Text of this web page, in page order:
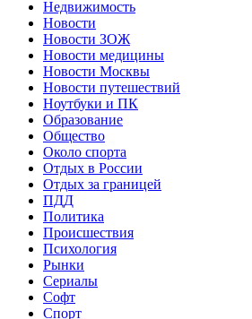
Недвижимость
Новости
Новости ЗОЖ
Новости медицины
Новости Москвы
Новости путешествий
Ноутбуки и ПК
Образование
Общество
Около спорта
Отдых в России
Отдых за границей
ПДД
Политика
Происшествия
Психология
Рынки
Сериалы
Софт
Спорт